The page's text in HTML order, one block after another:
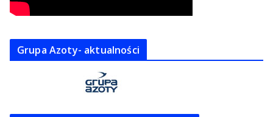
Grupa Azoty- aktualności